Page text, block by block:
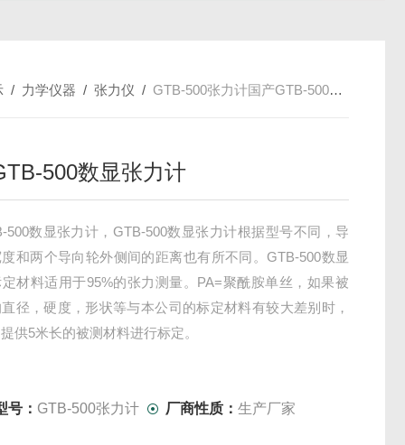
/ 力学仪器 /张力仪 / GTB-500张力计国产GTB-500数显张力计
500数显张力计
500数显张力计，GTB-500数显张力计根据型号不同，导
和两个导向轮外侧间的距离也有所不同。GTB-500数显
材料适用于95%的张力测量。PA=聚酰胺单丝，如果被
径，硬度，形状等与本公司的标定材料有较大差别时，
供5米长的被测材料进行标定。
号： GTB-500张力计 厂商性质：生产厂家